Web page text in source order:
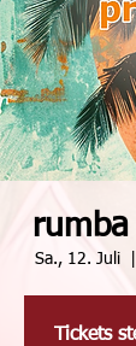
Sa., 12. Juli
  |
Tickets